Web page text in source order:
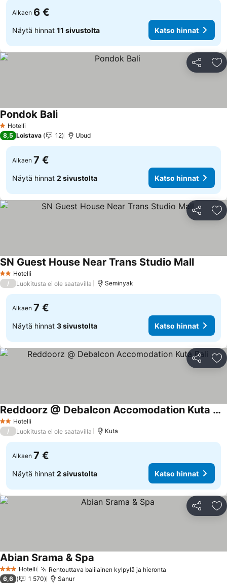
Alkaen 6 €
Näytä hinnat 11 sivustolta Katso hinnat
Jaa
1 Tähtiluokitus
Hotelli
Pondok Bali
8,5 Loistava 12 Ubud
Alkaen 7 €
Näytä hinnat 2 sivustolta Katso hinnat
Jaa
2 Tähtiluokitus
Hotelli
SN Guest House Near Trans Studio Mall
/ Luokitusta ei ole saatavilla Seminyak
Alkaen 7 €
Näytä hinnat 3 sivustolta Katso hinnat
Jaa
2 Tähtiluokitus
Hotelli
Reddoorz @ Debalcon Accomodation Kuta Bali
/ Luokitusta ei ole saatavilla Kuta
Alkaen 7 €
Näytä hinnat 2 sivustolta Katso hinnat
Jaa
3 Tähtiluokitus
Hotelli Rentouttava balilainen kylpylä ja hieronta
Abian Srama & Spa
6,6 1 570 Sanur